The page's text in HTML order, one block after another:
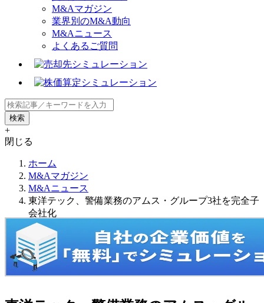
M&Aマガジン
業界別のM&A動向
M&Aニュース
よくあるご質問
+
閉じる
ホーム
M&Aマガジン
M&Aニュース
東洋テック、警備業務のアムス・グループ3社を完全子
会社化